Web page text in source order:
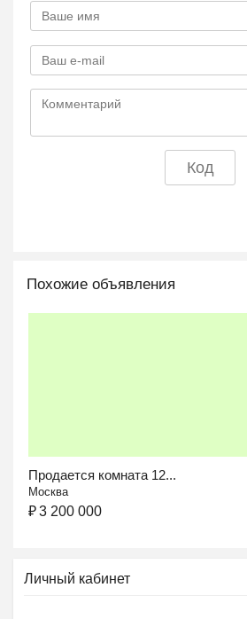
Похожие объявления
Продается комната 12...
Москва
₽3 200 000
Личный кабинет